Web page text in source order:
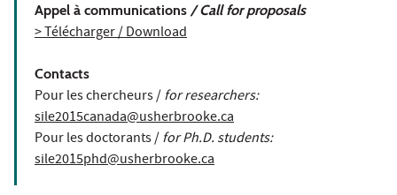
Appel à communications / Call for proposals
> Télécharger / Download
Contacts
Pour les chercheurs /for researchers:
sile2015canada@usherbrooke.ca
Pour les doctorants /for Ph.D. students:
sile2015phd@usherbrooke.ca